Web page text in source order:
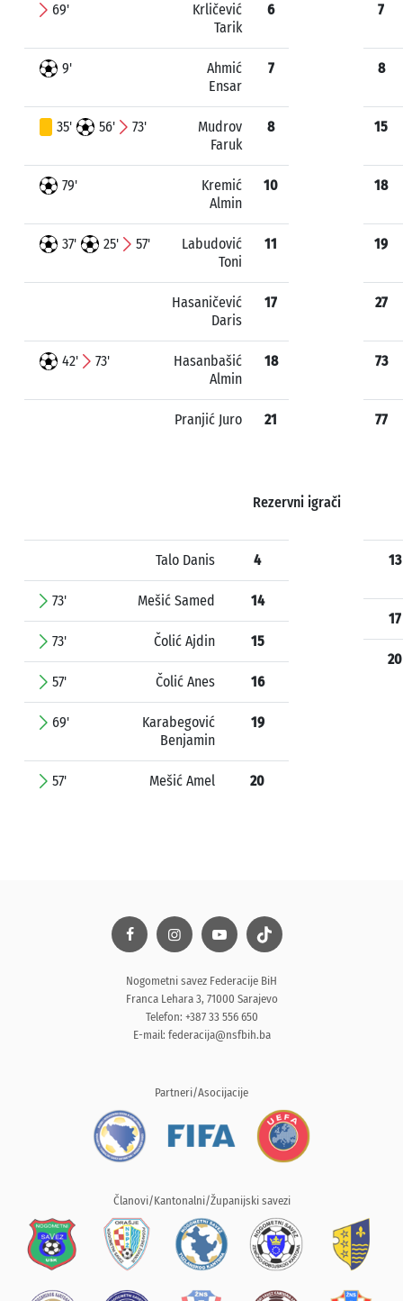
69'
Krličević
Tarik
6
9'
Ahmić
Ensar
7
35' 56' 73'
Mudrov
Faruk
8
79'
Kremić
Almin
10
37' 25' 57'
Labudović
Toni
11
Hasaničević
Daris
17
42' 73'
Hasanbašić
Almin
18
Pranjić Juro 21
7
8
15
18
19
27
73
77
Rezervni igrači
Talo Danis 4
73' Mešić Samed 14
73' Čolić Ajdin 15
57' Čolić Anes 16
69'
Karabegović
Benjamin
19
57' Mešić Amel 20
13
17
20
Nogometni savez Federacije BiH
Franca Lehara 3, 71000 Sarajevo
Telefon: +387 33 556 650
E-mail: federacija@nsfbih.ba
Partneri/Asocijacije
Članovi/Kantonalni/Županijski savezi